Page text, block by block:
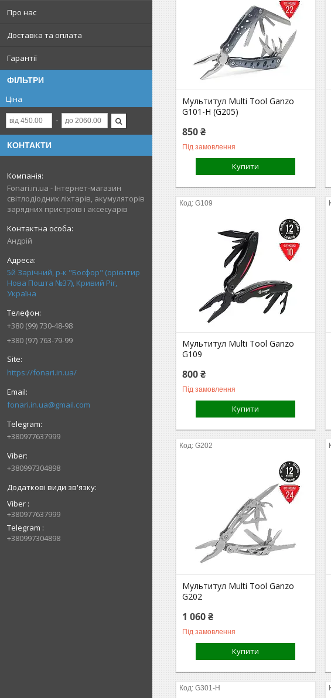
Про нас
Доставка та оплата
Гарантії
ФІЛЬТРИ
Ціна
КОНТАКТИ
Fonari.in.ua - Інтернет-магазин
світлодіодних ліхтарів, акумуляторів
зарядних пристроїв і аксесуарів
Андрій
5й Зарічний, р-к "Босфор" (орієнтир
Нова Пошта №37), Кривий Ріг,
Україна
+380 (99) 730-48-98
+380 (97) 763-79-99
https://fonari.in.ua/
fonari.in.ua@gmail.com
+380977637999
+380997304898
Viber
+380977637999
Telegram
+380997304898
Мультитул Multi Tool Ganzo
G101-H (G205)
850 ₴
Під замовлення
Купити
G109
Мультитул Multi Tool Ganzo
G109
800 ₴
Під замовлення
Купити
G202
Мультитул Multi Tool Ganzo
G202
1 060 ₴
Під замовлення
Купити
G301-H